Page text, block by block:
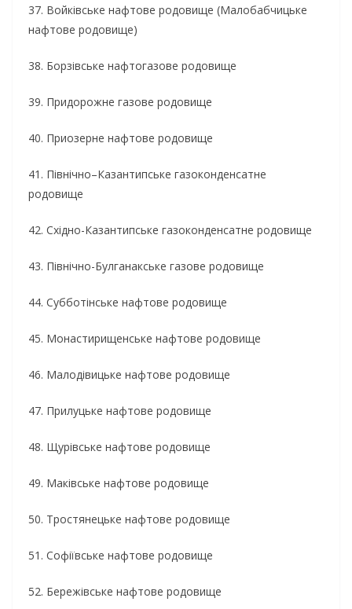
37. Войківське нафтове родовище (Малобабчицьке
нафтове родовище)
38. Борзівське нафтогазове родовище
39. Придорожне газове родовище
40. Приозерне нафтове родовище
41. Північно–Казантипське газоконденсатне
родовище
42. Східно-Казантипське газоконденсатне родовище
43. Північно-Булганакське газове родовище
44. Субботінське нафтове родовище
45. Монастирищенське нафтове родовище
46. Малодівицьке нафтове родовище
47. Прилуцьке нафтове родовище
48. Щурівське нафтове родовище
49. Маківське нафтове родовище
50. Тростянецьке нафтове родовище
51. Софіївське нафтове родовище
52. Бережівське нафтове родовище